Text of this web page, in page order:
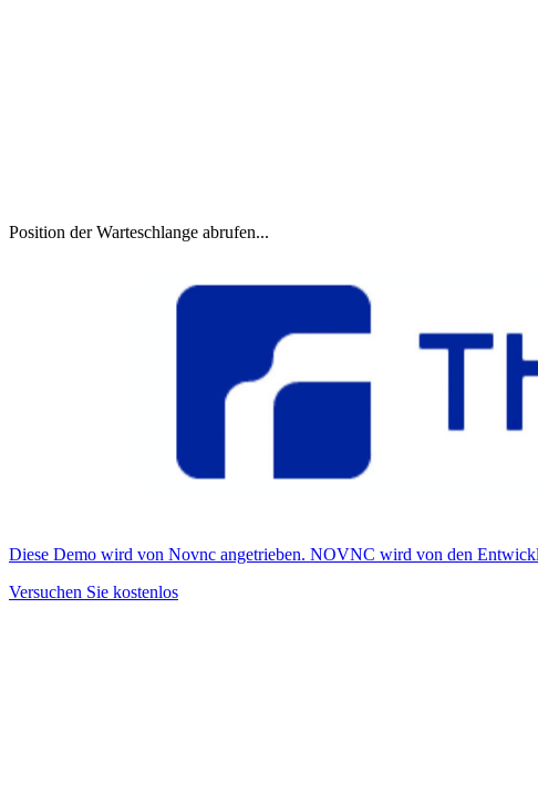
Position der Warteschlange abrufen...
Diese Demo wird von Novnc angetrieben. NOVNC wird von den
Versuchen Sie kostenlos